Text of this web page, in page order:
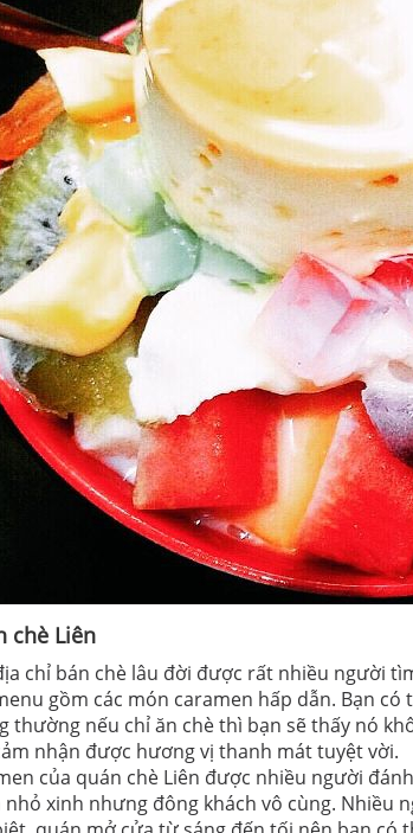
chè Liên
chỉ bán chè lâu đời được rất nhiều người
gồm các món caramen hấp dẫn. Bạn
thường nếu chỉ ăn chè thì bạn sẽ thấy nó
nhận được hương vị thanh mát tuyệt vời.
của quán chè Liên được nhiều người
nhỏ xinh nhưng đông khách vô cùng. Nhiều